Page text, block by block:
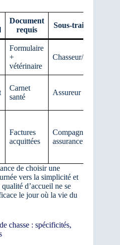
Document
requis
Sous-traitée à qui ?
Formulaire
+
vétérinaire
Chasseur/propriétaire
Carnet
santé
Assureur
Factures
acquittées
Compagnie
assurance
de choisir une
vers la simplicité et
d’accueil ne se
le jour où la vie du
chasse : spécificités,